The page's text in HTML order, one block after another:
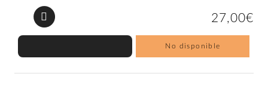
27,00€
No disponible